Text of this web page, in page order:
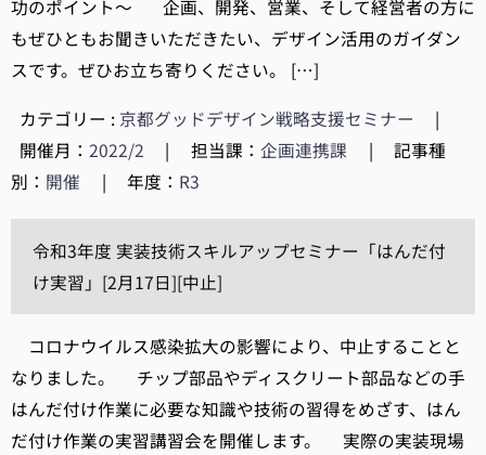
功のポイント～ 企画、開発、営業、そして経営者の方に
もぜひともお聞きいただきたい、デザイン活用のガイダン
スです。ぜひお立ち寄りください。 […]
カテゴリー : 京都グッドデザイン戦略支援セミナー
|
開催月： 2022/2 | 担当課：企画連携課 |
記事種
別： 開催 | 年度： R3
令和3年度 実装技術スキルアップセミナー「はんだ付
け実習」[2月17日][中止]
コロナウイルス感染拡大の影響により、中止することと
なりました。 チップ部品やディスクリート部品などの手
はんだ付け作業に必要な知識や技術の習得をめざす、はん
だ付け作業の実習講習会を開催します。 実際の実装現場